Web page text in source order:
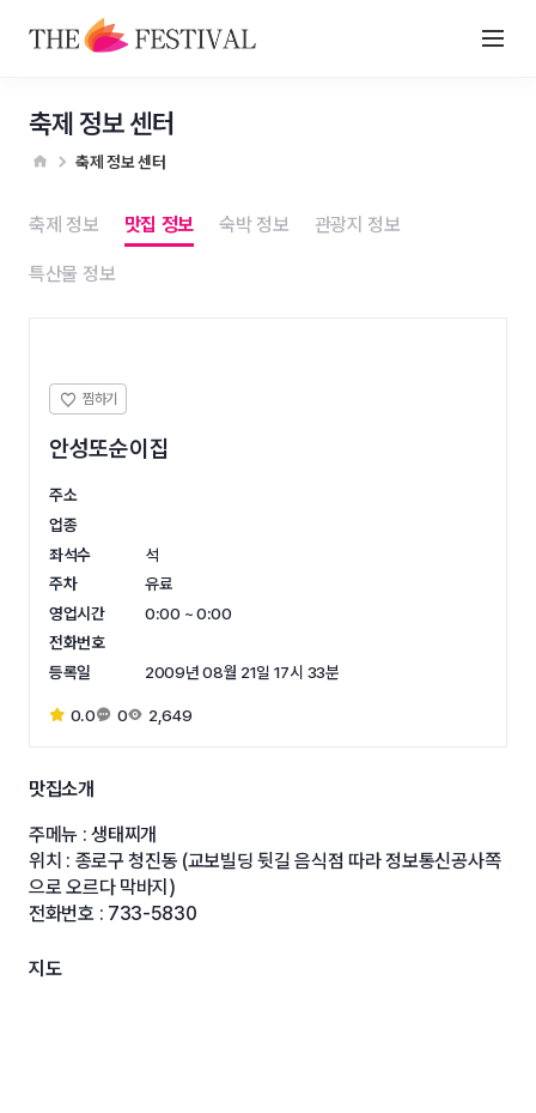
축제 정보 센터
축제 정보 센터
축제 정보 맛집 정보 숙박 정보 관광지 정보
특산물 정보
안성또순이집
주소
업종
좌석수
석
주차
유료
영업시간
0:00 ~ 0:00
전화번호
등록일
2009년 08월 21일 17시 33분
0.0 0 2,649
맛집소개
주메뉴 : 생태찌개
위치 : 종로구 청진동 (교보빌딩 뒷길 음식점 따라 정보통신공사쪽
으로 오르다 막바지)
전화번호 : 733-5830
지도